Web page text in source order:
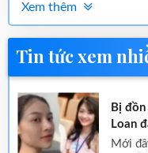
Xem thêm
Tin tức xem
Bị
Loan
mới đây, màn đáp trả antifan của á hậu